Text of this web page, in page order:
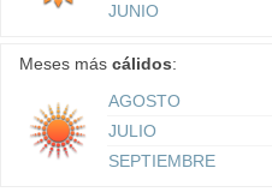
JUNIO
Meses más cálidos:
AGOSTO
JULIO
SEPTIEMBRE